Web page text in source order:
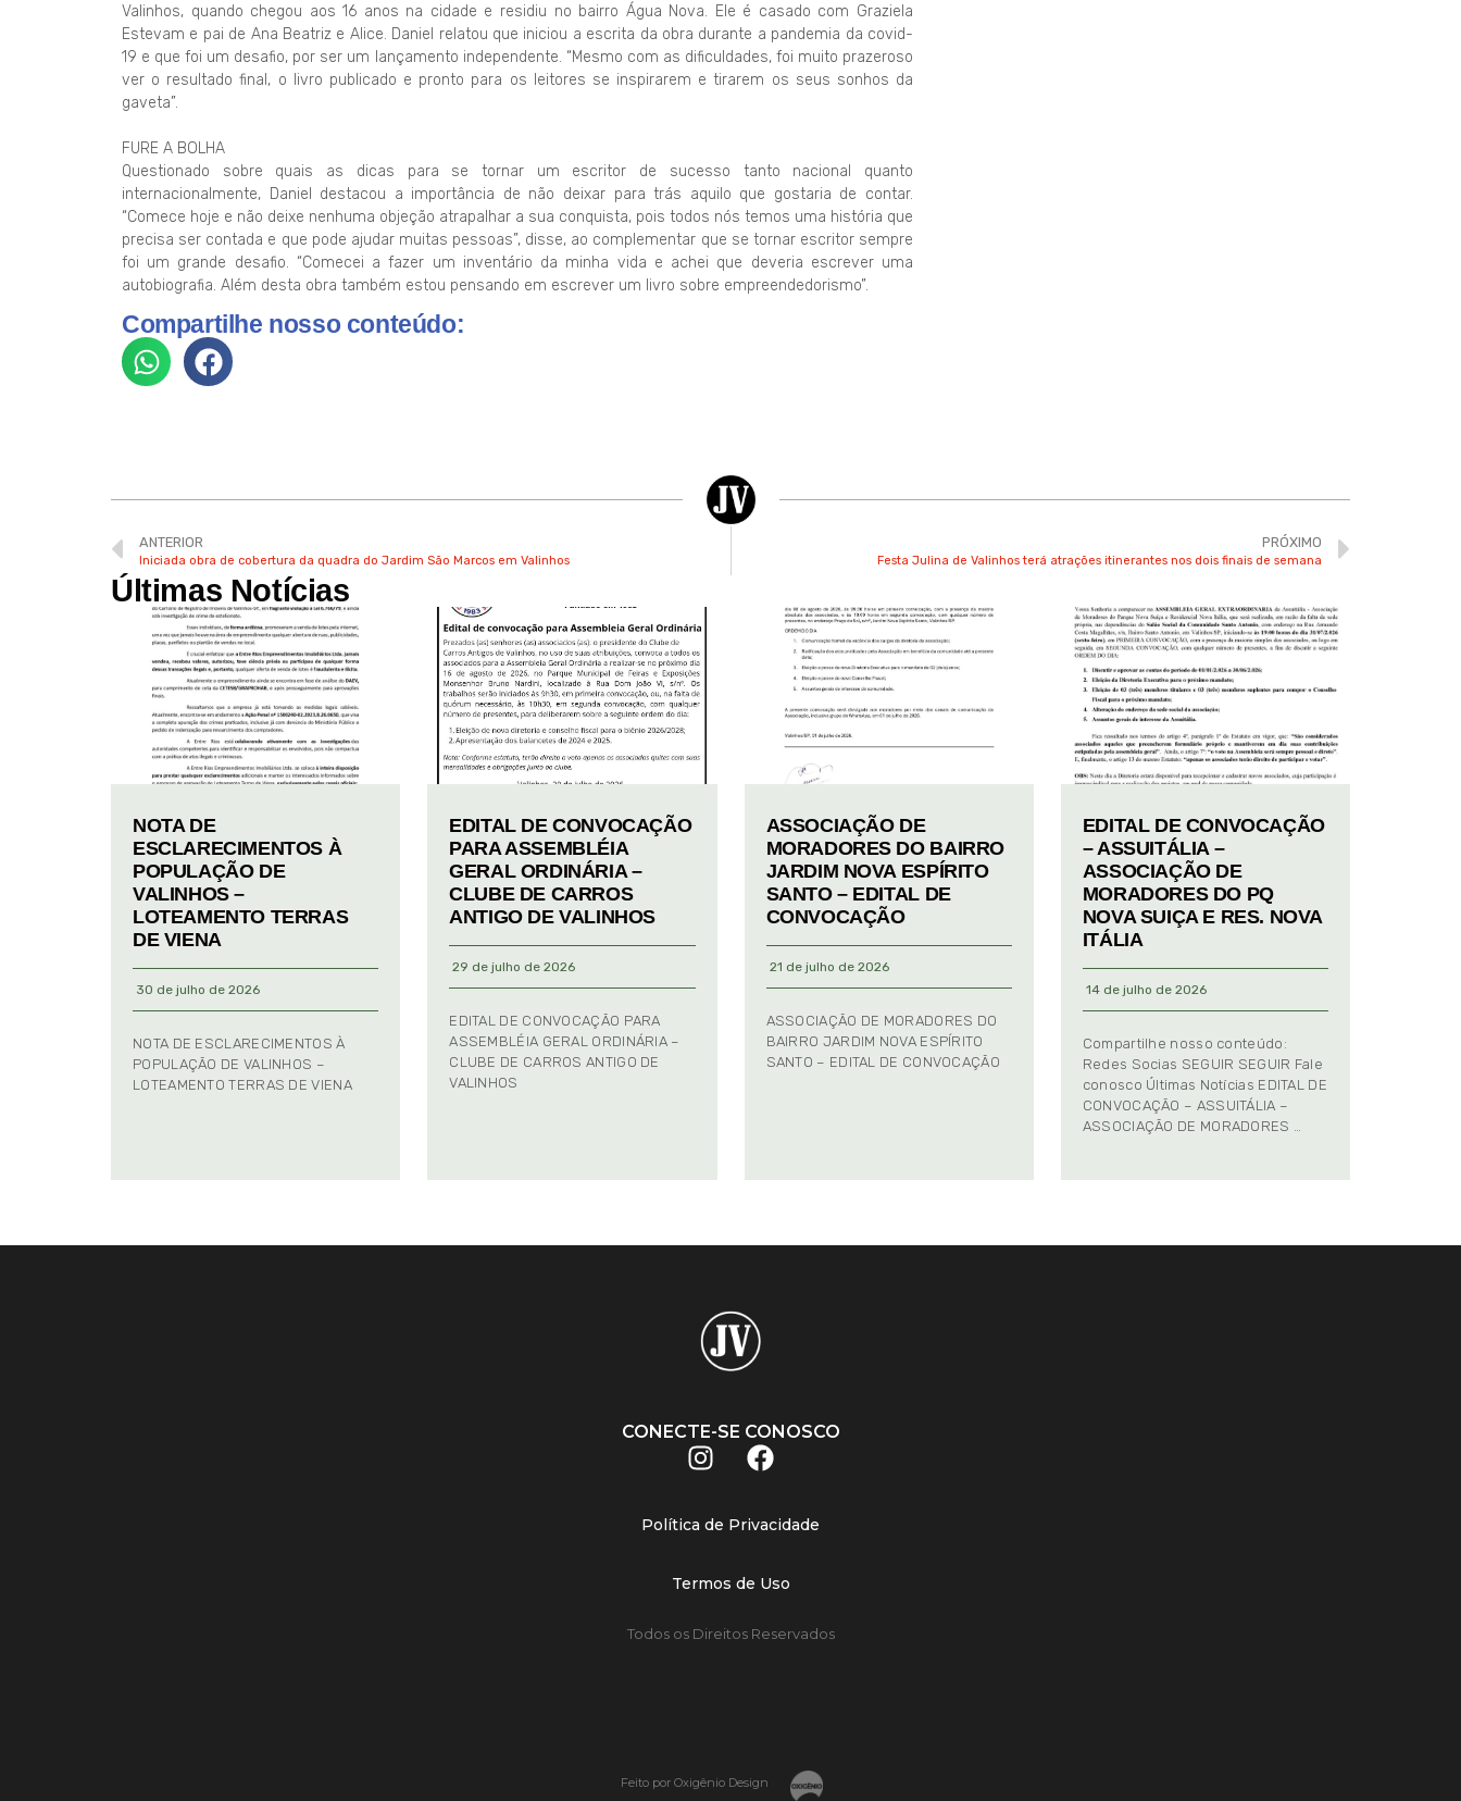
Valinhos, quando chegou aos 16 anos na cidade e residiu no bairro Água Nova. Ele é casado com Graziela
Estevam e pai de Ana Beatriz e Alice. Daniel relatou que iniciou a escrita da obra durante a pandemia da covid-
19 e que foi um desafio, por ser um lançamento independente. “Mesmo com as dificuldades, foi muito prazeroso
ver o resultado final, o livro publicado e pronto para os leitores se inspirarem e tirarem os seus sonhos da
gaveta”.
FURE A BOLHA
Questionado sobre quais as dicas para se tornar um escritor de sucesso tanto nacional quanto
internacionalmente, Daniel destacou a importância de não deixar para trás aquilo que gostaria de contar.
“Comece hoje e não deixe nenhuma objeção atrapalhar a sua conquista, pois todos nós temos uma história que
precisa ser contada e que pode ajudar muitas pessoas”, disse, ao complementar que se tornar escritor sempre
foi um grande desafio. “Comecei a fazer um inventário da minha vida e achei que deveria escrever uma
autobiografia. Além desta obra também estou pensando em escrever um livro sobre empreendedorismo”.
Compartilhe nosso conteúdo:
ANTERIOR
Iniciada obra de cobertura da quadra do Jardim São Marcos em Valinhos
PRÓXIMO
Festa Julina de Valinhos terá atrações itinerantes nos dois finais de semana
Últimas Notícias
NOTA DE
ESCLARECIMENTOS À
POPULAÇÃO DE
VALINHOS –
LOTEAMENTO TERRAS
DE VIENA
30 de julho de 2026
NOTA DE ESCLARECIMENTOS À
POPULAÇÃO DE VALINHOS –
LOTEAMENTO TERRAS DE VIENA
EDITAL DE CONVOCAÇÃO
PARA ASSEMBLÉIA
GERAL ORDINÁRIA –
CLUBE DE CARROS
ANTIGO DE VALINHOS
29 de julho de 2026
EDITAL DE CONVOCAÇÃO PARA
ASSEMBLÉIA GERAL ORDINÁRIA –
CLUBE DE CARROS ANTIGO DE
VALINHOS
ASSOCIAÇÃO DE
MORADORES DO BAIRRO
JARDIM NOVA ESPÍRITO
SANTO – EDITAL DE
CONVOCAÇÃO
21 de julho de 2026
ASSOCIAÇÃO DE MORADORES DO
BAIRRO JARDIM NOVA ESPÍRITO
SANTO – EDITAL DE CONVOCAÇÃO
EDITAL DE CONVOCAÇÃO
– ASSUITÁLIA –
ASSOCIAÇÃO DE
MORADORES DO PQ
NOVA SUIÇA E RES. NOVA
ITÁLIA
14 de julho de 2026
Compartilhe nosso conteúdo:
Redes Socias SEGUIR SEGUIR Fale
conosco Últimas Notícias EDITAL DE
CONVOCAÇÃO – ASSUITÁLIA –
ASSOCIAÇÃO DE MORADORES …
CONECTE-SE CONOSCO
Política de Privacidade
Termos de Uso
Todos os Direitos Reservados
Feito por Oxigênio Design